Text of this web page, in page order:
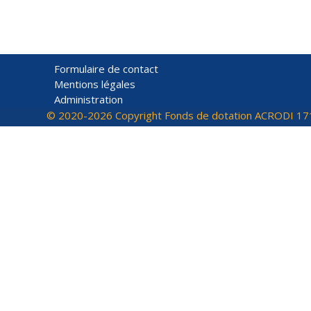
Formulaire de contact
Mentions légales
Administration
© 2020-2026 Copyright Fonds de dotation ACRODI